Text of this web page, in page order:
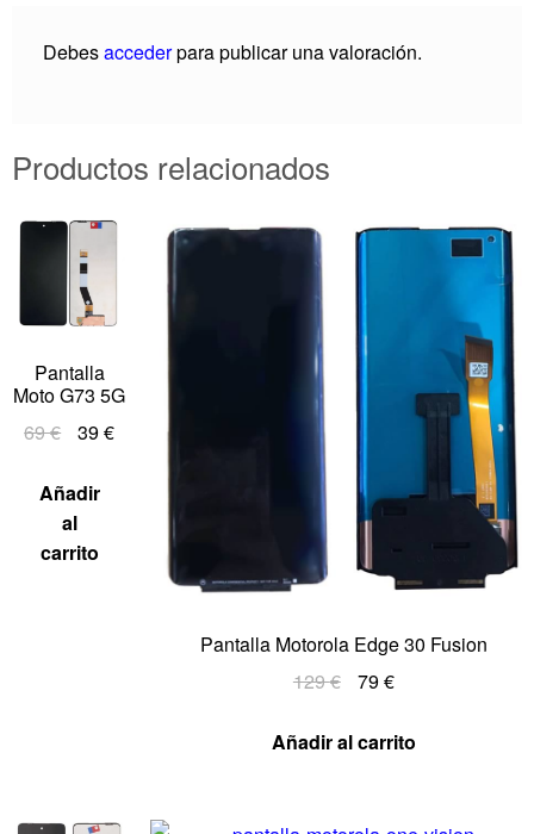
Debesaccederpara publicar una valoración.
Productos relacionados
Pantalla
Moto G73 5G
69€ 39€
Añadir
al
carrito
Pantalla Motorola Edge 30 Fusion
129€ 79€
Añadir al carrito